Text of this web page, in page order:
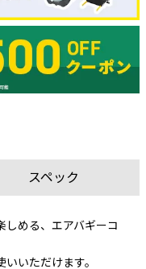
める、エアバギーコ
いただけます。
スペック